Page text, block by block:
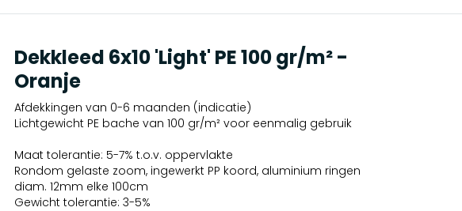
Dekkleed 6x10 'Light' PE 100 gr/m² -
Oranje
Afdekkingen van 0-6 maanden (indicatie)
Lichtgewicht PE bache van 100 gr/m² voor eenmalig gebruik
Maat tolerantie: 5-7% t.o.v. oppervlakte
Rondom gelaste zoom, ingewerkt PP koord, aluminium ringen
diam. 12mm elke 100cm
Gewicht tolerantie: 3-5%